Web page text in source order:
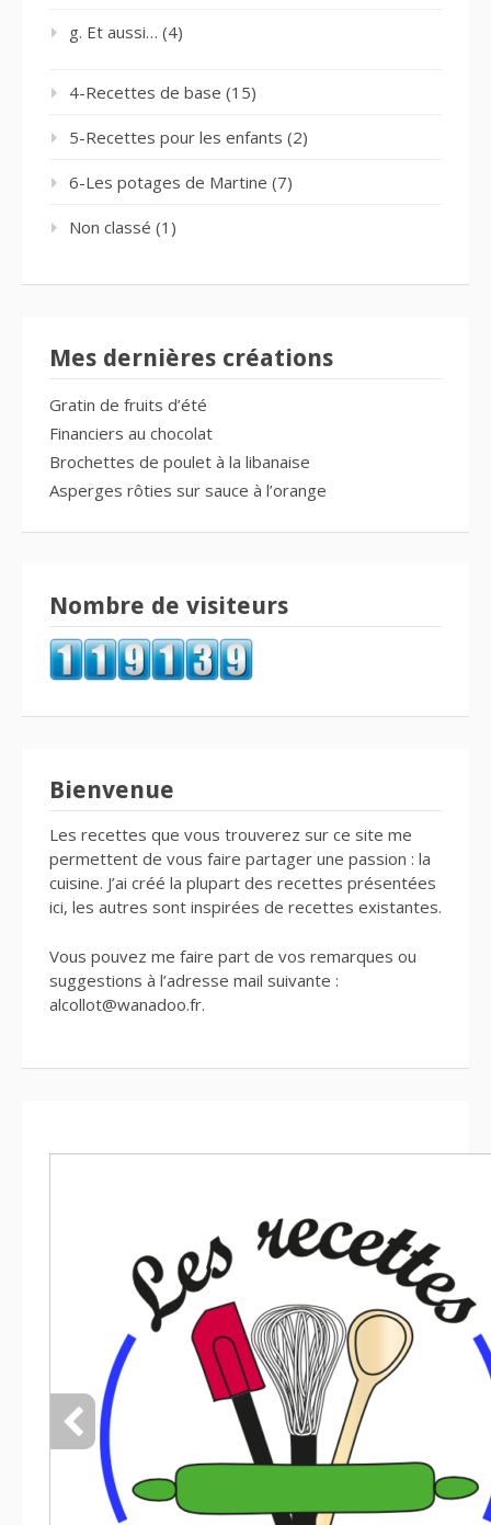
g. Et aussi… (4)
4-Recettes de base (15)
5-Recettes pour les enfants (2)
6-Les potages de Martine (7)
Non classé (1)
Mes dernières créations
Gratin de fruits d’été
Financiers au chocolat
Brochettes de poulet à la libanaise
Asperges rôties sur sauce à l’orange
Nombre de visiteurs
Bienvenue
Les recettes que vous trouverez sur ce site me
permettent de vous faire partager une passion : la
cuisine. J’ai créé la plupart des recettes présentées
ici, les autres sont inspirées de recettes existantes.
Vous pouvez me faire part de vos remarques ou
suggestions à l’adresse mail suivante :
alcollot@wanadoo.fr.